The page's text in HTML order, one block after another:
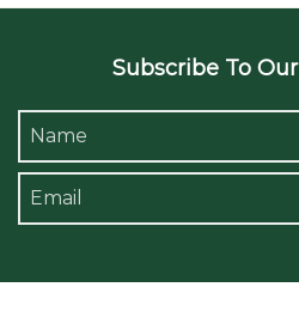
Subscribe To